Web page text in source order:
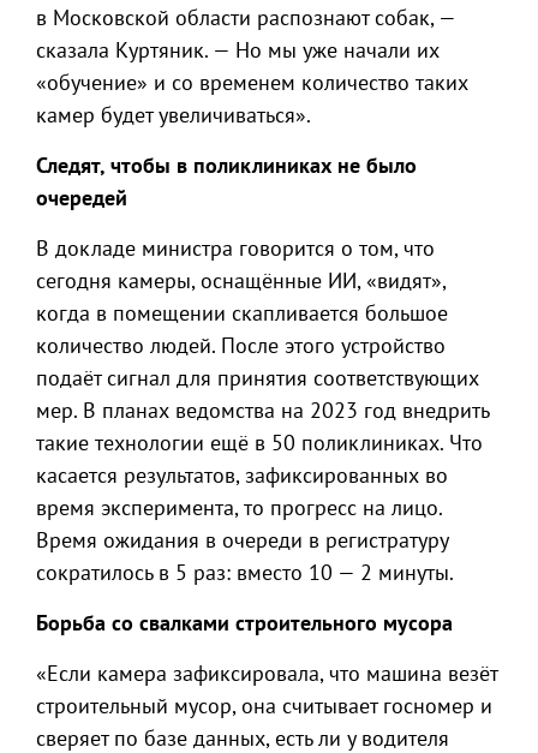
в Московской области распознают собак, —
сказала Куртяник. — Но мы уже начали их
«обучение» и со временем количество таких
камер будет увеличиваться».
Следят, чтобы в поликлиниках не было
очередей
В докладе министра говорится о том, что
сегодня камеры, оснащённые ИИ, «видят»,
когда в помещении скапливается большое
количество людей. После этого устройство
подаёт сигнал для принятия соответствующих
мер. В планах ведомства на 2023 год внедрить
такие технологии ещё в 50 поликлиниках. Что
касается результатов, зафиксированных во
время эксперимента, то прогресс на лицо.
Время ожидания в очереди в регистратуру
сократилось в 5 раз: вместо 10 — 2 минуты.
Борьба со свалками строительного мусора
«Если камера зафиксировала, что машина везёт
строительный мусор, она считывает госномер и
сверяет по базе данных, есть ли у водителя